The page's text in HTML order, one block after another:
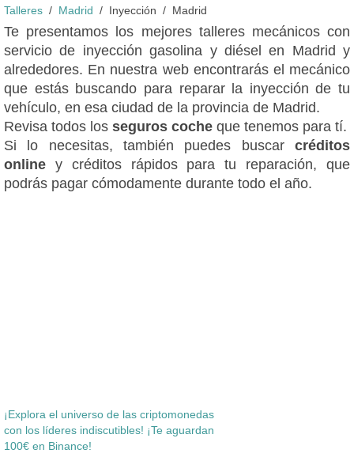
Talleres Madrid Inyección Madrid
Te presentamos los mejores talleres mecánicos con
servicio de inyección gasolina y diésel en Madrid y
alrededores. En nuestra web encontrarás el mecánico
que estás buscando para reparar la inyección de tu
vehículo, en esa ciudad de la provincia de Madrid.
Revisa todos los seguros coche que tenemos para tí.
Si lo necesitas, también puedes buscar créditos
online y créditos rápidos para tu reparación, que
podrás pagar cómodamente durante todo el año.
¡Explora el universo de las criptomonedas
con los líderes indiscutibles! ¡Te aguardan
100€ en Binance!